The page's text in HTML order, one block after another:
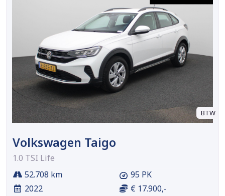
BTW
Volkswagen Taigo
1.0 TSI Life
52.708 km
2022
95 PK
€ 17.900,-